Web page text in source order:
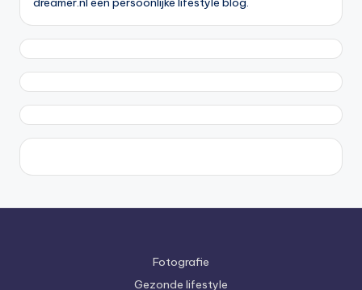
Fotografie
Gezonde lifestyle